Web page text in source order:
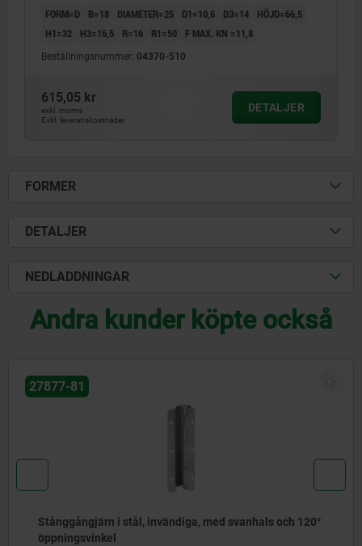
FORM=D B=18 DIAMETER=25 D1=10,6 D3=14
HÖJD=66,5
H1=32
H3=16,5 R=16 R1=50 F MAX. KN =11,8
Beställningsnummer: 04370-510
615,05 kr
exkl. moms
Exkl. leveranskostnader
DETALJER
FORMER
DETALJER
NEDLADDNINGAR
Andra kunder köpte också
27877-81
Stånggångjärn i stål, invändiga, med svanhals och 120°
öppningsvinkel